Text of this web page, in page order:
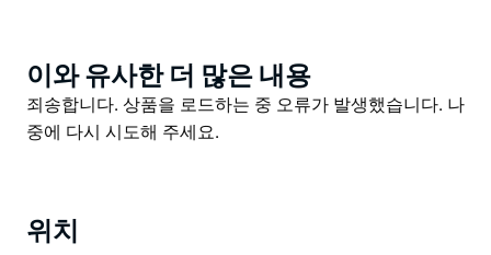
Product
List
이와 유사한 더 많은 내용
Product
List
죄송합니다. 상품을 로드하는 중 오류가 발생했습니다. 나
중에 다시 시도해 주세요.
위치